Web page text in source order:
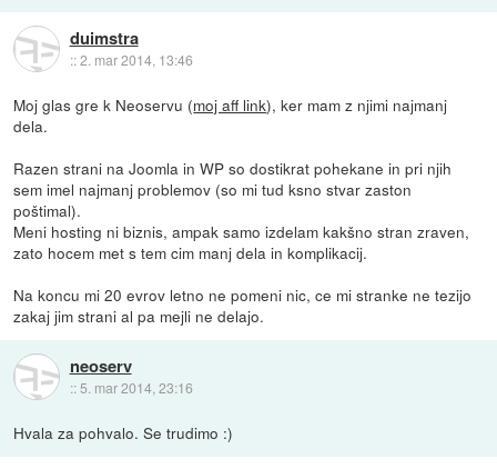
duimstra
::2. mar 2014, 13:46
Moj glas gre k Neoservu (moj aff link), ker mam z njimi najmanj
dela.
Razen strani na Joomla in WP so dostikrat pohekane in pri njih
sem imel najmanj problemov (so mi tud ksno stvar zaston
poštimal).
Meni hosting ni biznis, ampak samo izdelam kakšno stran zraven,
zato hocem met s tem cim manj dela in komplikacij.
Na koncu mi 20 evrov letno ne pomeni nic, ce mi stranke ne tezijo
zakaj jim strani al pa mejli ne delajo.
neoserv
:: 5. mar 2014, 23:16
Hvala za pohvalo. Se trudimo :)